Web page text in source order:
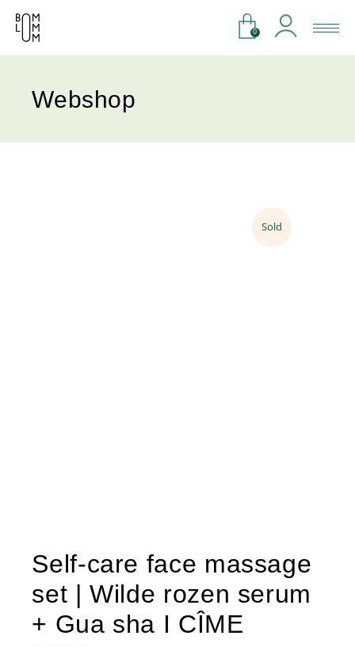
0
Webshop
Sold
Self-care face massage
set | Wilde rozen serum
+ Gua sha I CÎME